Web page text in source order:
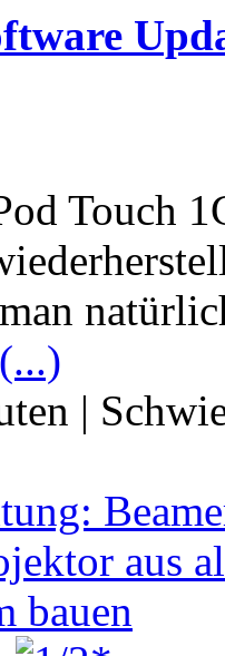
Touch
(...)
|